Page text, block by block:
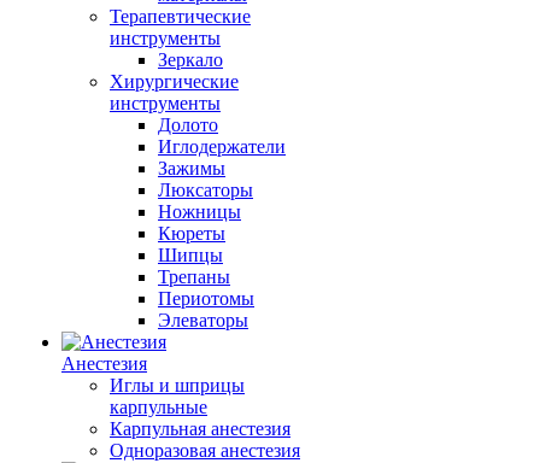
Терапевтические
инструменты
Зеркало
Хирургические
инструменты
Долото
Иглодержатели
Зажимы
Люксаторы
Ножницы
Кюреты
Шипцы
Трепаны
Периотомы
Элеваторы
Анестезия
Иглы и шприцы
карпульные
Карпульная анестезия
Одноразовая анестезия